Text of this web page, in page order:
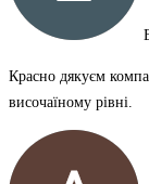
Красно дякуєм
височаїному рівні.